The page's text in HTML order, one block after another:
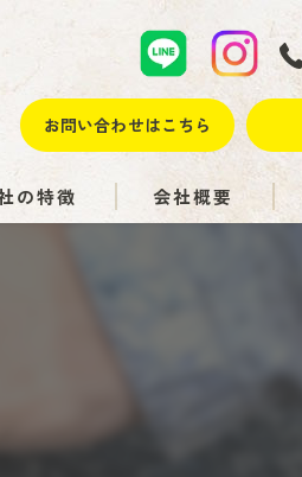
お問い合わせはこちら
の特徴
れ
会社概要